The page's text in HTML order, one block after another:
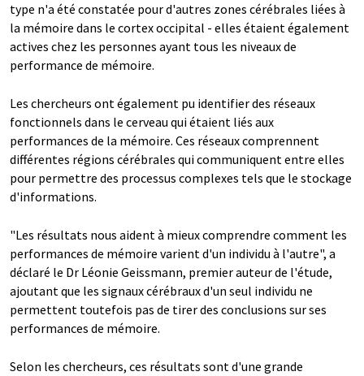
type n'a été constatée pour d'autres zones cérébrales liées à
la mémoire dans le cortex occipital - elles étaient également
actives chez les personnes ayant tous les niveaux de
performance de mémoire.
Les chercheurs ont également pu identifier des réseaux
fonctionnels dans le cerveau qui étaient liés aux
performances de la mémoire. Ces réseaux comprennent
différentes régions cérébrales qui communiquent entre elles
pour permettre des processus complexes tels que le stockage
d'informations.
"Les résultats nous aident à mieux comprendre comment les
performances de mémoire varient d'un individu à l'autre", a
déclaré le Dr Léonie Geissmann, premier auteur de l'étude,
ajoutant que les signaux cérébraux d'un seul individu ne
permettent toutefois pas de tirer des conclusions sur ses
performances de mémoire.
Selon les chercheurs, ces résultats sont d'une grande